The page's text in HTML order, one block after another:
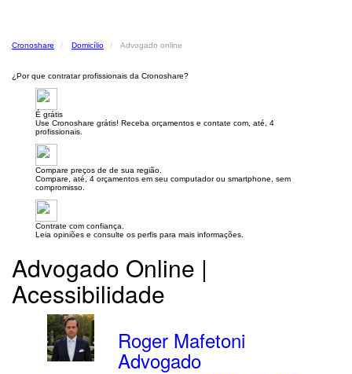
Cronoshare Domicílio Advogado online
¿Por que contratar profissionais da Cronoshare?
É grátis
Use Cronoshare grátis! Receba orçamentos e contate com, até, 4
profissionais.
Compare preços de de sua região.
Compare, até, 4 orçamentos em seu computador ou smartphone, sem
compromisso.
Contrate com confiança.
Leia opiniões e consulte os perfis para mais informações.
Advogado Online |
Acessibilidade
Roger Mafetoni
Advogado